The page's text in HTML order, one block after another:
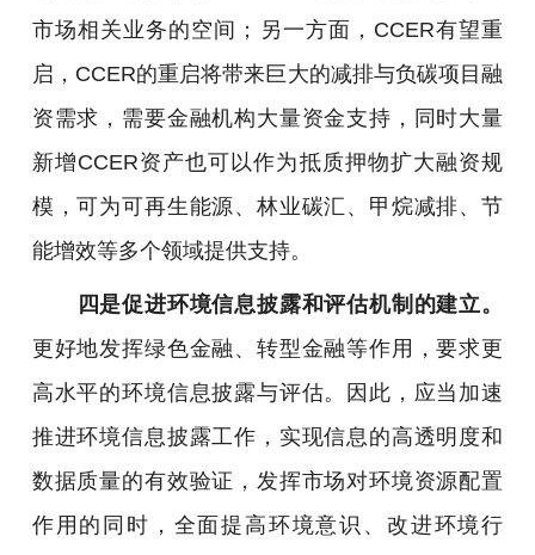
市场相关业务的空间；另一方面，CCER有望重
启，CCER的重启将带来巨大的减排与负碳项目融
资需求，需要金融机构大量资金支持，同时大量
新增CCER资产也可以作为抵质押物扩大融资规
模，可为可再生能源、林业碳汇、甲烷减排、节
能增效等多个领域提供支持。
四是促进环境信息披露和评估机制的建立。
更好地发挥绿色金融、转型金融等作用，要求更
高水平的环境信息披露与评估。因此，应当加速
推进环境信息披露工作，实现信息的高透明度和
数据质量的有效验证，发挥市场对环境资源配置
作用的同时，全面提高环境意识、改进环境行